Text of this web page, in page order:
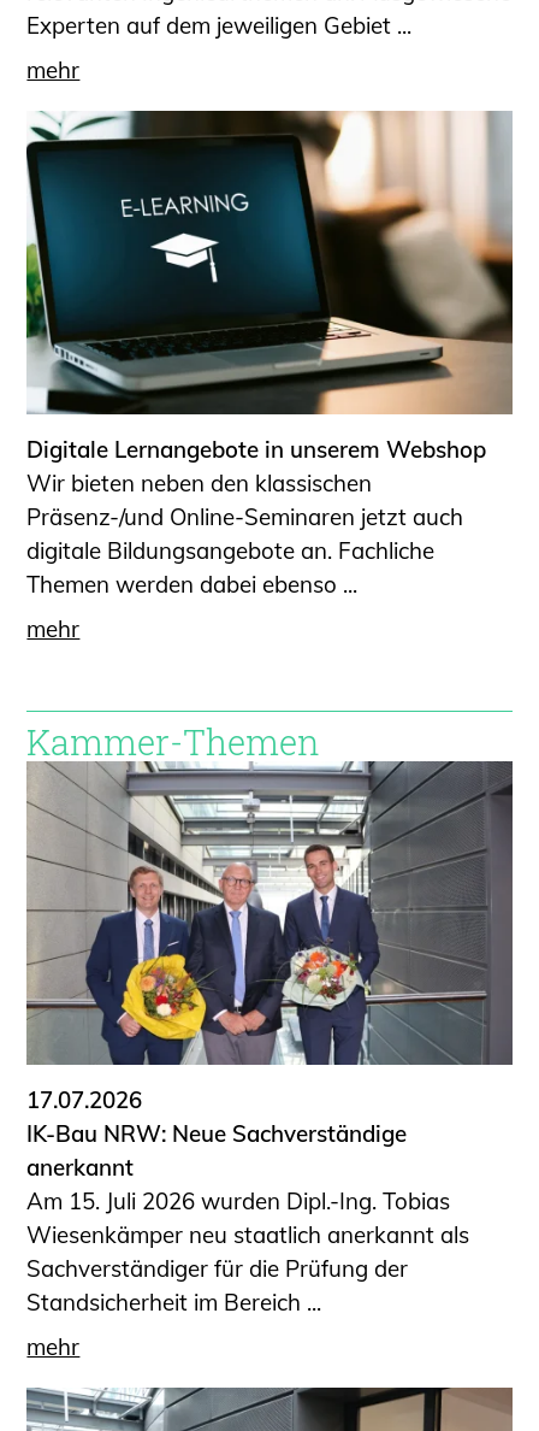
Experten auf dem jeweiligen Gebiet ...
mehr
Digitale Lernangebote in unserem Webshop
Wir bieten neben den klassischen
Präsenz-/und Online-Seminaren jetzt auch
digitale Bildungsangebote an. Fachliche
Themen werden dabei ebenso ...
mehr
Kammer-Themen
17.07.2026
IK-Bau NRW: Neue Sachverständige
anerkannt
Am 15. Juli 2026 wurden Dipl.-Ing. Tobias
Wiesenkämper neu staatlich anerkannt als
Sachverständiger für die Prüfung der
Standsicherheit im Bereich ...
mehr